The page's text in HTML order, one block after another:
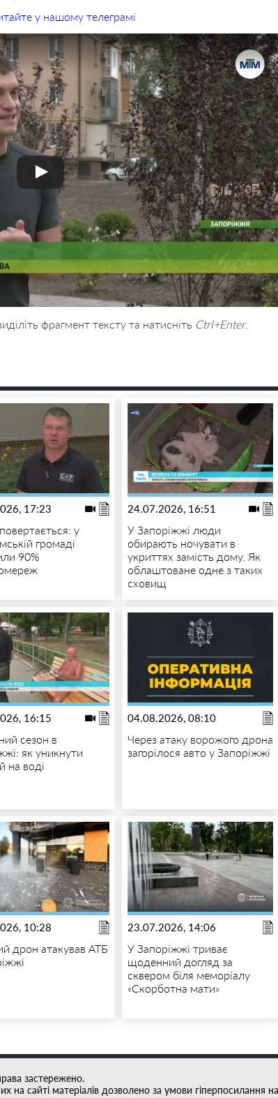
у нашому телеграмі
фрагмент тексту та натисніть Ctrl+Enter.
17:23
у
громаді
90%
24.07.2026, 16:51
У Запоріжжі люди
обирають ночувати в
укриттях замість дому. Як
облаштоване одне з таких
сховищ
16:15
сезон в
як уникнути
на воді
04.08.2026, 08:10
Через атаку ворожого дрона
загорілося авто у Запоріжжі
10:28
дрон атакував АТБ
23.07.2026, 14:06
У Запоріжжі триває
щоденний догляд за
сквером біля меморіалу
«Скорботна мати»
застережено.
на сайті матеріалів дозволено за умови гіперпосилання